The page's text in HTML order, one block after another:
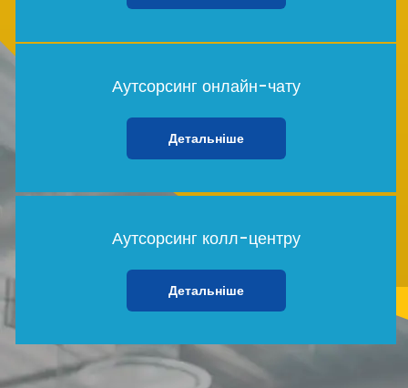
Аутсорсинг онлайн-чату
Детальніше
Аутсорсинг колл-центру
Детальніше